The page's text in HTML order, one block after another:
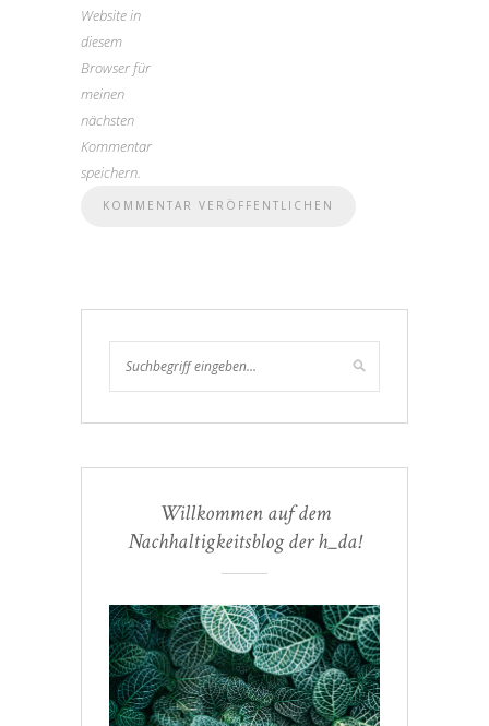
Website in
diesem
Browser für
meinen
nächsten
Kommentar
speichern.
Willkommen auf dem
Nachhaltigkeitsblog der h_da!